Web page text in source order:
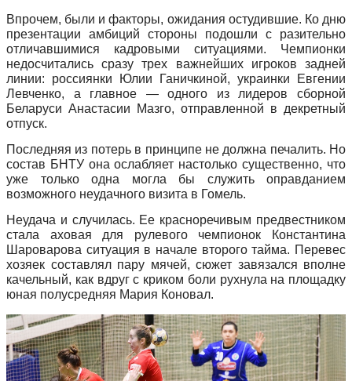
Впрочем, были и факторы, ожидания остудившие. Ко дню
презентации амбиций стороны подошли с разительно
отличавшимися кадровыми ситуациями. Чемпионки
недосчитались сразу трех важнейших игроков задней
линии: россиянки Юлии Ганичкиной, украинки Евгении
Левченко, а главное — одного из лидеров сборной
Беларуси Анастасии Мазго, отправленной в декретный
отпуск.
Последняя из потерь в принципе не должна печалить. Но
состав БНТУ она ослабляет настолько существенно, что
уже только одна могла бы служить оправданием
возможного неудачного визита в Гомель.
Неудача и случилась. Ее красноречивым предвестником
стала аховая для рулевого чемпионок Константина
Шароварова ситуация в начале второго тайма. Перевес
хозяек составлял пару мячей, сюжет завязался вполне
качельный, как вдруг с криком боли рухнула на площадку
юная полусредняя Мария Коновал.